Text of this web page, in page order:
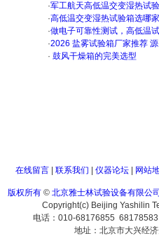
·军工航天高低温交变湿热试
·高低温交变湿热试验箱选哪
·做电子可靠性测试，高低温
·2026 盐雾试验箱厂家推荐
· 鼓风干燥箱的完美选型
在线留言| 联系我们 仪器论坛| 网站
版权所有 © 北京雅士林试验设备有限公
Copyright(c) Beijing Yashilin
电话：010-68176855
地址：北京市大兴经